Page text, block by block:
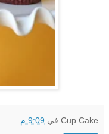
Cup Cake في 9:09 م